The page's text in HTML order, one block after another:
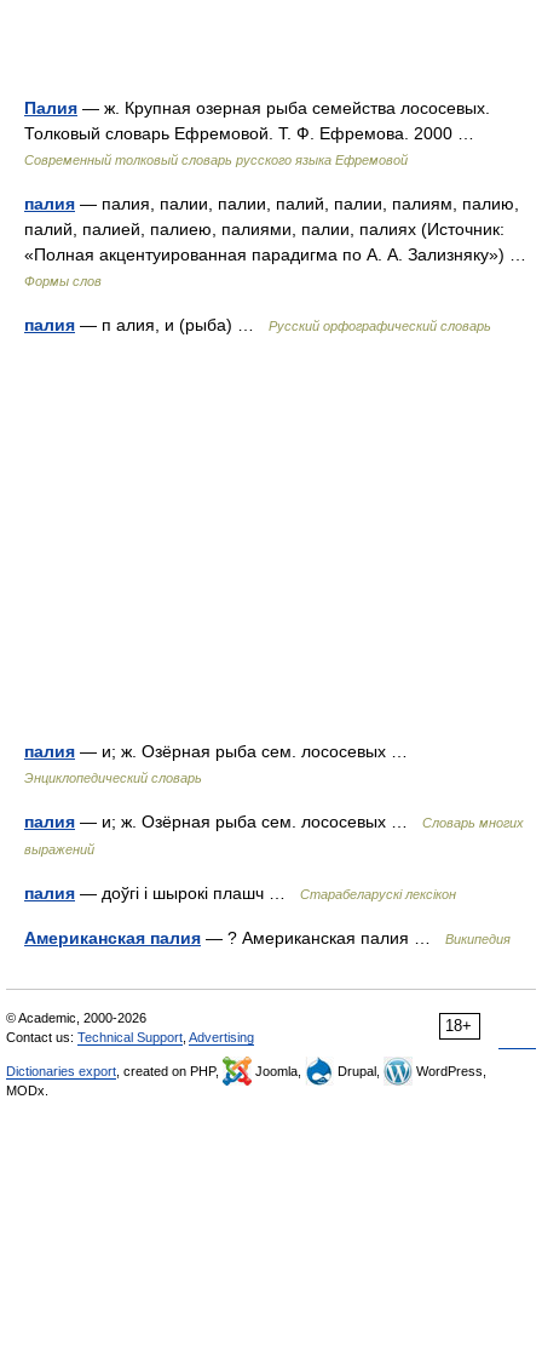
Палия — ж. Крупная озерная рыба семейства лососевых.
Толковый словарь Ефремовой. Т. Ф. Ефремова. 2000 …
Современный толковый словарь русского языка Ефремовой
палия — палия, палии, палии, палий, палии, палиям, палию,
палий, палией, палиею, палиями, палии, палиях (Источник:
«Полная акцентуированная парадигма по А. А. Зализняку») …
Формы слов
палия — п алия, и (рыба) … Русский орфографический словарь
палия — и; ж. Озёрная рыба сем. лососевых …
Энциклопедический словарь
палия — и; ж. Озёрная рыба сем. лососевых …
Словарь многих
выражений
палия — доўгі і шырокі плашч … Старабеларускі лексікон
Американская палия — ? Американская палия … Википедия
18+
© Academic, 2000-2026
Contact us: Technical Support Advertising
Dictionaries export , created on PHP, Joomla, Drupal,
WordPress,
MODx.